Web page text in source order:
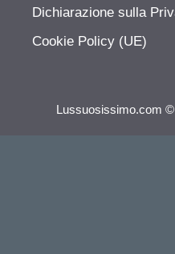
Dichiarazione sulla
Cookie Policy (UE)
Lussuosissimo.com